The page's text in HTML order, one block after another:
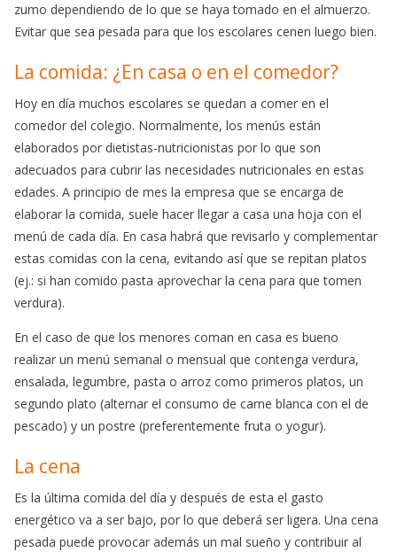
zumo dependiendo de lo que se haya tomado en el almuerzo.
Evitar que sea pesada para que los escolares cenen luego bien.
La comida: ¿En casa o en el comedor?
Hoy en día muchos escolares se quedan a comer en el
comedor del colegio. Normalmente, los menús están
elaborados por dietistas-nutricionistas por lo que son
adecuados para cubrir las necesidades nutricionales en estas
edades. A principio de mes la empresa que se encarga de
elaborar la comida, suele hacer llegar a casa una hoja con el
menú de cada día. En casa habrá que revisarlo y complementar
estas comidas con la cena, evitando así que se repitan platos
(ej.: si han comido pasta aprovechar la cena para que tomen
verdura).
En el caso de que los menores coman en casa es bueno
realizar un menú semanal o mensual que contenga verdura,
ensalada, legumbre, pasta o arroz como primeros platos, un
segundo plato (alternar el consumo de carne blanca con el de
pescado) y un postre (preferentemente fruta o yogur).
La cena
Es la última comida del día y después de esta el gasto
energético va a ser bajo, por lo que deberá ser ligera. Una cena
pesada puede provocar además un mal sueño y contribuir al